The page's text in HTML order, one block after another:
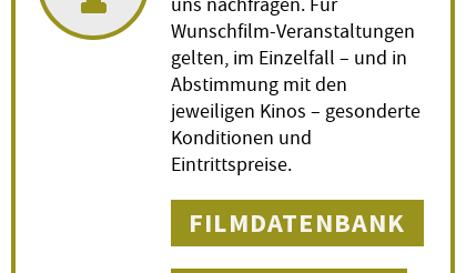
Wunschfilm-Veranstaltungen
gelten, im Einzelfall – und in
Abstimmung mit den
jeweiligen Kinos – gesonderte
Konditionen und
Eintrittspreise.
FILMDATENBANK